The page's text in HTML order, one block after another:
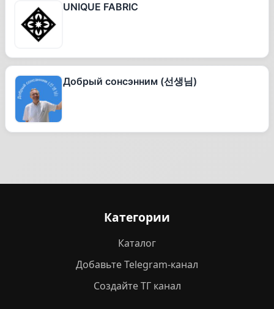
UNIQUE FABRIC
Добрый сонсэнним (선생님)
Категории
Каталог
Добавьте Telegram-канал
Создайте ТГ канал